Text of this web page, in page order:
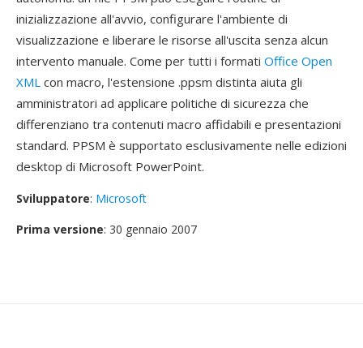
inizializzazione all'avvio, configurare l'ambiente di
visualizzazione e liberare le risorse all'uscita senza alcun
intervento manuale. Come per tutti i formati Office Open
XML con macro, l'estensione .ppsm distinta aiuta gli
amministratori ad applicare politiche di sicurezza che
differenziano tra contenuti macro affidabili e presentazioni
standard. PPSM è supportato esclusivamente nelle edizioni
desktop di Microsoft PowerPoint.
Sviluppatore: Microsoft
Prima versione: 30 gennaio 2007